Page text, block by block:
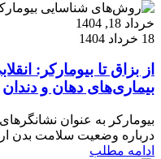
خرداد 18, 1404
18 خرداد 1404
از بزاق تا بیومارکر:
بیماری‌های دهان و دندان
بیومارکر به عنوان
درباره وضعیت سلامت بدن
ادامه مطلب